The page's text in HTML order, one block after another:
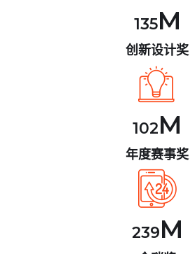
135M
创新设计奖
102M
年度赛事奖
239M